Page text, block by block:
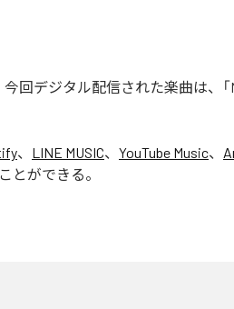
回デジタル配信された楽曲は、「
、 LINE MUSIC、 YouTube Music、
とができる。